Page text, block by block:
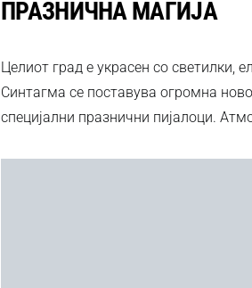
ПРАЗНИЧНА МАГИЈА
Целиот град е украсен со светилки,
Синтагма се поставува огромна
специјални празнични пијалоци.